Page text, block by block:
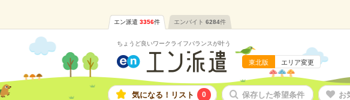
エン派遣 3356件 エンバイト 6284件
ちょうど良いワークライフバランスが叶う
東北版 エリア変更
気になる！リスト 0 保存した希望条件 お